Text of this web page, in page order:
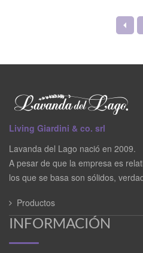
Living Giardini & co. srl
Lavanda del Lago nació en 2009.
A pesar de que la empresa es
los que se basa son sólidos,
Productos
INFORMACIÓN